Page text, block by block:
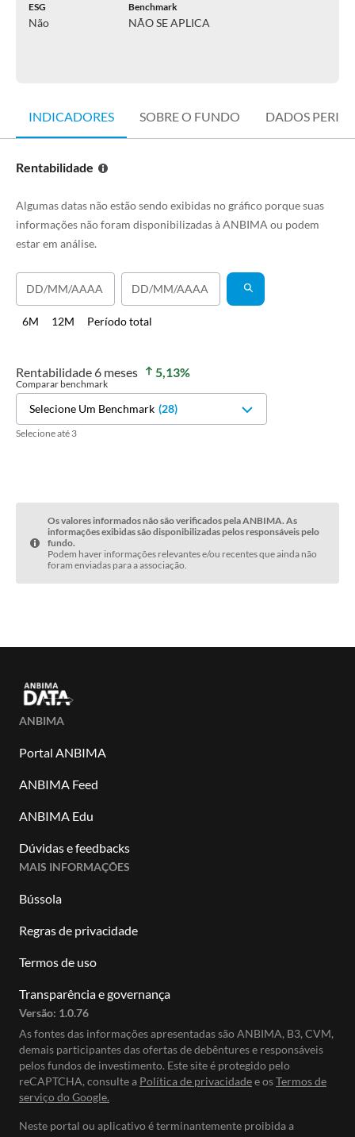
ESG
Não
Benchmark
NÃO SE APLICA
INDICADORES SOBRE O FUNDO DADOS
Rentabilidade
Algumas datas não estão sendo exibidas no gráfico porque suas
informações não foram disponibilizadas à ANBIMA ou podem
estar em análise.
6M 12M Período total
Rentabilidade 6 meses 5,13%
Comparar benchmark
Selecione Um Benchmark (28)
Selecione até 3
Os valores informados não são verificados pela ANBIMA. As
informações exibidas são disponibilizadas pelos responsáveis pelo
fundo.
Podem haver informações relevantes e/ou recentes que ainda não
foram enviadas para a associação.
ANBIMA
Portal ANBIMA
ANBIMA Feed
ANBIMA Edu
Dúvidas e feedbacks
MAIS INFORMAÇÕES
Bússola
Regras de privacidade
Termos de uso
Transparência e governança
Versão: 1.0.76
As fontes das informações apresentadas são ANBIMA, B3, CVM,
demais participantes das ofertas de debêntures e responsáveis
pelos fundos de investimento. Este site é protegido pelo
reCAPTCHA, consulte a Política de privacidadee osTermos de
serviço do Google.
Neste portal ou aplicativo é terminantemente proibida a